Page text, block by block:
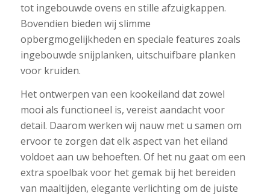
tot ingebouwde ovens en stille afzuigkappen.
Bovendien bieden wij slimme
opbergmogelijkheden en speciale features zoals
ingebouwde snijplanken, uitschuifbare planken
voor kruiden.
Het ontwerpen van een kookeiland dat zowel
mooi als functioneel is, vereist aandacht voor
detail. Daarom werken wij nauw met u samen om
ervoor te zorgen dat elk aspect van het eiland
voldoet aan uw behoeften. Of het nu gaat om een
extra spoelbak voor het gemak bij het bereiden
van maaltijden, elegante verlichting om de juiste